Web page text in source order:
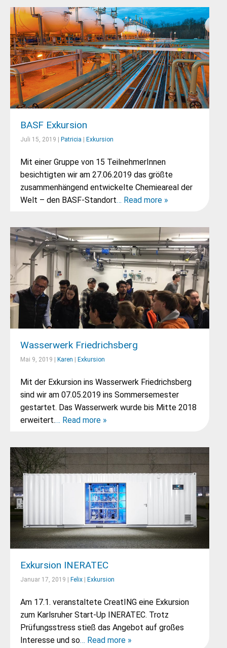
BASF Exkursion
Juli 15, 2019 | Patricia Exkursion
Mit einer Gruppe von 15 TeilnehmerInnen
besichtigten wir am 27.06.2019 das größte
zusammenhängend entwickelte Chemieareal der
Welt – den BASF-Standort… Read more »
Wasserwerk Friedrichsberg
Mai 9, 2019 | Karen Exkursion
Mit der Exkursion ins Wasserwerk Friedrichsberg
sind wir am 07.05.2019 ins Sommersemester
gestartet. Das Wasserwerk wurde bis Mitte 2018
erweitert.… Read more »
Exkursion INERATEC
Januar 17, 2019 | Felix Exkursion
Am 17.1. veranstaltete CreatING eine Exkursion
zum Karlsruher Start-Up INERATEC. Trotz
Prüfungsstress stieß das Angebot auf großes
Interesse und so… Read more »